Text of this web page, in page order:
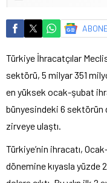
Türkiye İhracatçılar
sektörü, 5 milyar 351
en yüksek ocak-şubat
bünyesindeki 6 sektörün
zirveye ulaştı.
Türkiye’nin ihracatı,
dönemine kıyasla yüzde